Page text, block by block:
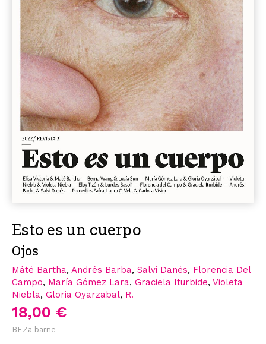
Esto es un cuerpo
Ojos
Máté Bartha, Andrés Barba, Salvi Danés, Florencia Del
Campo, María Gómez Lara, Graciela Iturbide, Violeta
Niebla, Gloria Oyarzabal, R.
18,00 €
BEZa barne